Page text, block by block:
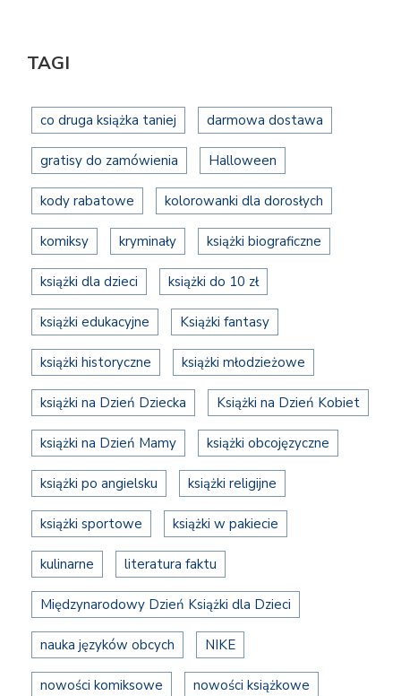
TAGI
co druga książka taniej darmowa dostawa
gratisy do zamówienia Halloween
kody rabatowe kolorowanki dla dorosłych
komiksy kryminały książki biograficzne
książki dla dzieci książki do 10 zł
książki edukacyjne Książki fantasy
książki historyczne książki młodzieżowe
książki na Dzień Dziecka Książki na Dzień Kobiet
książki na Dzień Mamy książki obcojęzyczne
książki po angielsku książki religijne
książki sportowe książki w pakiecie
kulinarne literatura faktu
Międzynarodowy Dzień Książki dla Dzieci
nauka języków obcych NIKE
nowości komiksowe nowości książkowe